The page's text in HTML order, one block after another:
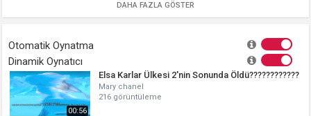
DAHA FAZLA GÖSTER
Otomatik Oynatma
Dinamik Oynatıcı
00:56
Elsa Karlar Ülkesi 2'nin Sonunda Öldü????????????
Mary chanel
216 görüntüleme